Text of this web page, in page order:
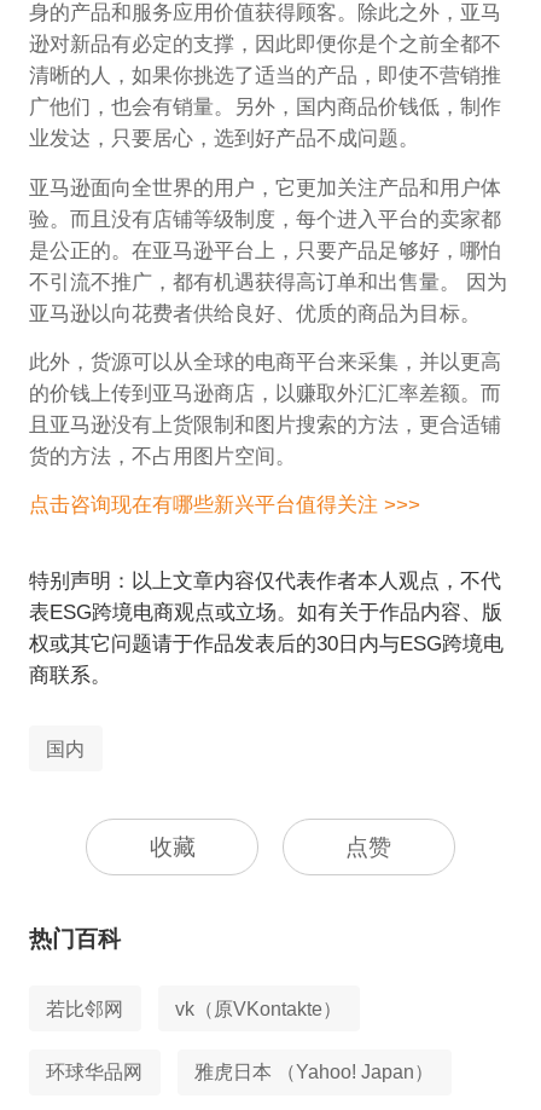
身的产品和服务应用价值获得顾客。除此之外，亚马
逊对新品有必定的支撑，因此即便你是个之前全都不
清晰的人，如果你挑选了适当的产品，即使不营销推
广他们，也会有销量。另外，国内商品价钱低，制作
业发达，只要居心，选到好产品不成问题。
亚马逊面向全世界的用户，它更加关注产品和用户体
验。而且没有店铺等级制度，每个进入平台的卖家都
是公正的。在亚马逊平台上，只要产品足够好，哪怕
不引流不推广，都有机遇获得高订单和出售量。 因为
亚马逊以向花费者供给良好、优质的商品为目标。
此外，货源可以从全球的电商平台来采集，并以更高
的价钱上传到亚马逊商店，以赚取外汇汇率差额。而
且亚马逊没有上货限制和图片搜索的方法，更合适铺
货的方法，不占用图片空间。
点击咨询现在有哪些新兴平台值得关注 >>>
特别声明：以上文章内容仅代表作者本人观点，不代
表ESG跨境电商观点或立场。如有关于作品内容、版
权或其它问题请于作品发表后的30日内与ESG跨境电
商联系。
国内
收藏 点赞
热门百科
若比邻网 vk（原VKontakte）
环球华品网 雅虎日本 （Yahoo! Japan）